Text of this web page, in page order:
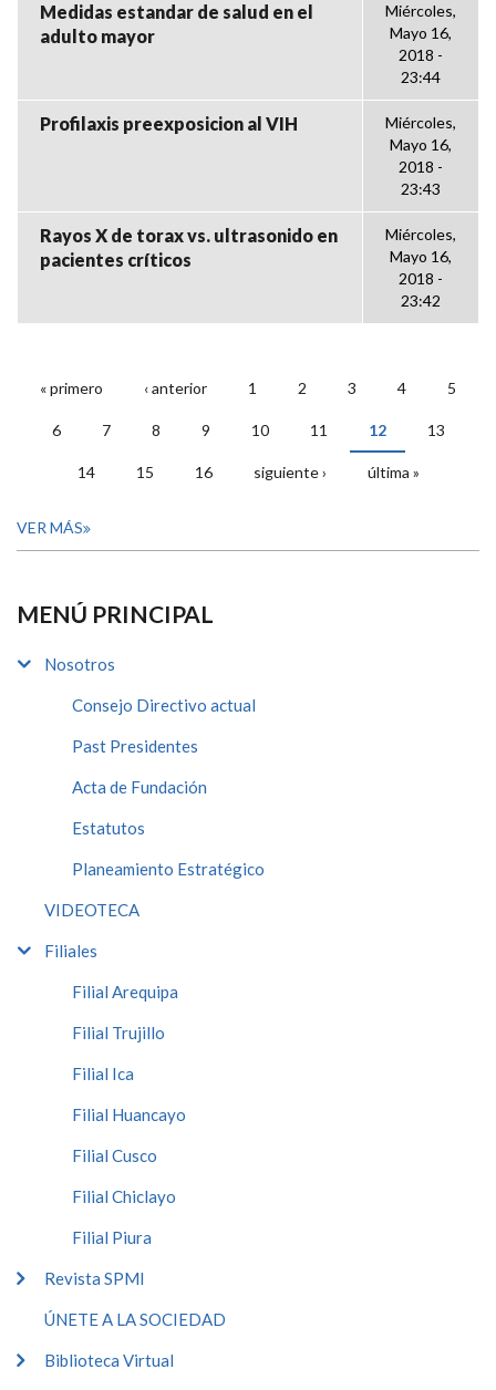
Medidas estandar de salud en el
adulto mayor
Miércoles,
Mayo 16,
2018 -
23:44
Profilaxis preexposicion al VIH
Miércoles,
Mayo 16,
2018 -
23:43
Rayos X de torax vs. ultrasonido en
pacientes críticos
Miércoles,
Mayo 16,
2018 -
23:42
PÁGINAS
« primero ‹ anterior 1 2 3 4 5
6 7 8 9 10 11 12 13
14 15 16 siguiente › última »
VER MÁS
MENÚ PRINCIPAL
Nosotros
Consejo Directivo actual
Past Presidentes
Acta de Fundación
Estatutos
Planeamiento Estratégico
VIDEOTECA
Filiales
Filial Arequipa
Filial Trujillo
Filial Ica
Filial Huancayo
Filial Cusco
Filial Chiclayo
Filial Piura
Revista SPMI
ÚNETE A LA SOCIEDAD
Biblioteca Virtual